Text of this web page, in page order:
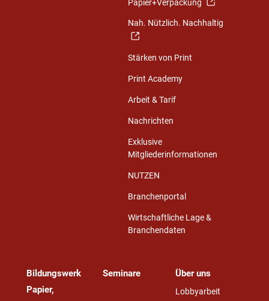
Papier+Verpackung
Nah. Nützlich. Nachhaltig
Stärken von Print
Print Academy
Arbeit & Tarif
Nachrichten
Exklusive
Mitgliederinformationen
NUTZEN
Branchenportal
Wirtschaftliche Lage &
Branchendaten
Bildungswerk
Papier,
Seminare Über uns
Lobbyarbeit